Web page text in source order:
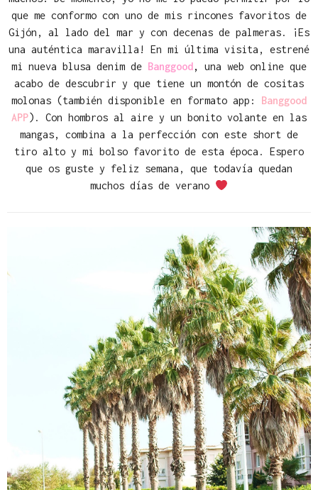
que me conformo con uno de mis rincones favoritos de
Gijón, al lado del mar y con decenas de palmeras. ¡Es
una auténtica maravilla! En mi última visita, estrené
mi nueva blusa denim de Banggood,
una web online que
acabo de descubrir y que tiene un montón de cositas
molonas (también disponible en formato app: Banggood
APP). Con hombros al aire y un bonito volante en las
mangas, combina a la perfección con este short de
tiro alto y mi bolso favorito de esta época. Espero
que os guste y feliz semana, que todavía quedan
muchos días de verano